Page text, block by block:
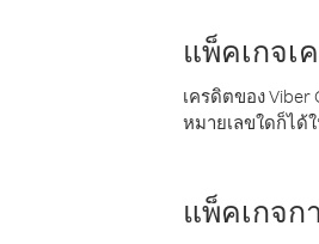
แพ็คเกจเ
เครดิตของ
หมายเลขใดก็ได้
แพ็คเกจก